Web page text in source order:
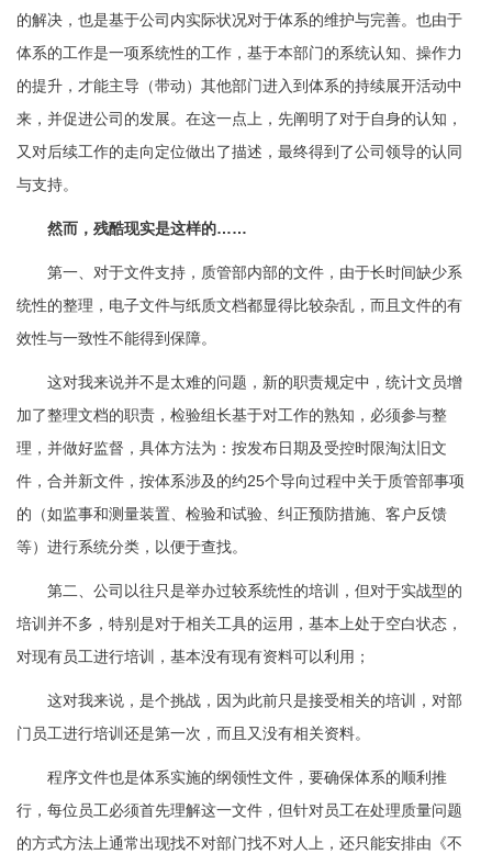
的解决，也是基于公司内实际状况对于体系的维护与完善。也由于
体系的工作是一项系统性的工作，基于本部门的系统认知、操作力
的提升，才能主导（带动）其他部门进入到体系的持续展开活动中
来，并促进公司的发展。在这一点上，先阐明了对于自身的认知，
又对后续工作的走向定位做出了描述，最终得到了公司领导的认同
与支持。
然而，残酷现实是这样的……
第一、对于文件支持，质管部内部的文件，由于长时间缺少系
统性的整理，电子文件与纸质文档都显得比较杂乱，而且文件的有
效性与一致性不能得到保障。
这对我来说并不是太难的问题，新的职责规定中，统计文员增
加了整理文档的职责，检验组长基于对工作的熟知，必须参与整
理，并做好监督，具体方法为：按发布日期及受控时限淘汰旧文
件，合并新文件，按体系涉及的约25个导向过程中关于质管部事项
的（如监事和测量装置、检验和试验、纠正预防措施、客户反馈
等）进行系统分类，以便于查找。
第二、公司以往只是举办过较系统性的培训，但对于实战型的
培训并不多，特别是对于相关工具的运用，基本上处于空白状态，
对现有员工进行培训，基本没有现有资料可以利用；
这对我来说，是个挑战，因为此前只是接受相关的培训，对部
门员工进行培训还是第一次，而且又没有相关资料。
程序文件也是体系实施的纲领性文件，要确保体系的顺利推
行，每位员工必须首先理解这一文件，但针对员工在处理质量问题
的方式方法上通常出现找不对部门找不对人上，还只能安排由《不